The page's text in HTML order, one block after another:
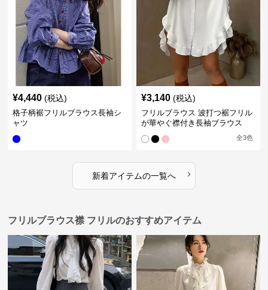
¥4,440 (税込)
格子柄裾フリルブラウス長袖シ
ャツ
¥3,140 (税込)
フリルブラウス 波打つ裾フリル
が華やぐ襟付き長袖ブラウス
全3色
新着アイテムの一覧へ ›
フリルブラウス襟 フリルのおすすめアイテム